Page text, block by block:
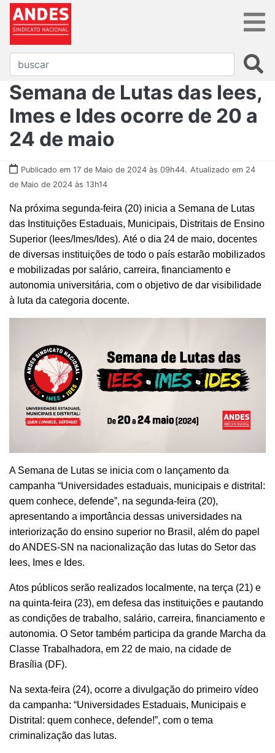
Semana de Lutas das Iees,
Imes e Ides ocorre de 20 a
24 de maio
Publicado em 17 de Maio de 2024 às 09h44. Atualizado em 24
de Maio de 2024 às 13h14
Na próxima segunda-feira (20) inicia a Semana de Lutas
das Instituições Estaduais, Municipais, Distritais de Ensino
Superior (Iees/Imes/Ides). Até o dia 24 de maio, docentes
de diversas instituições de todo o país estarão mobilizados
e mobilizadas por salário, carreira, financiamento e
autonomia universitária, com o objetivo de dar visibilidade
à luta da categoria docente.
A Semana de Lutas se inicia com o lançamento da
campanha “Universidades estaduais, municipais e distrital:
quem conhece, defende”, na segunda-feira (20),
apresentando a importância dessas universidades na
interiorização do ensino superior no Brasil, além do papel
do ANDES-SN na nacionalização das lutas do Setor das
Iees, Imes e Ides.
Atos públicos serão realizados localmente, na terça (21) e
na quinta-feira (23), em defesa das instituições e pautando
as condições de trabalho, salário, carreira, financiamento e
autonomia. O Setor também participa da grande Marcha da
Classe Trabalhadora, em 22 de maio, na cidade de
Brasília (DF).
Na sexta-feira (24), ocorre a divulgação do primeiro vídeo
da campanha: “Universidades Estaduais, Municipais e
Distrital: quem conhece, defende!”, com o tema
criminalização das lutas.